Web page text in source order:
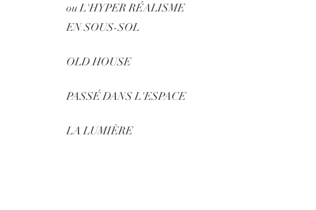
ou L'HYPER RÉALISME
?
EN SOUS-SOL
OLD HOUSE
PASSÉ DANS L'ESPACE
LA LUMIÈRE